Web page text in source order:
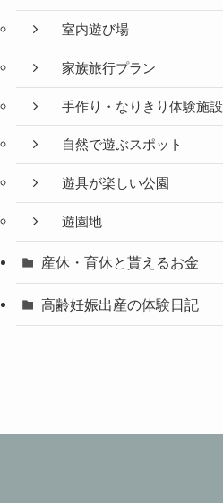
室内遊び場
家族旅行プラン
手作り・なりきり体験施設
自然で遊ぶスポット
遊具が楽しい公園
遊園地
産休・育休と貰えるお金
高齢妊娠出産の体験日記